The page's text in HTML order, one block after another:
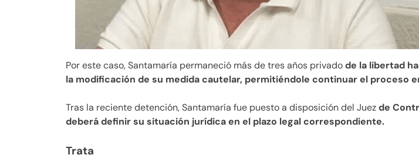
Por este caso, Santamaría permaneció más de tres años privadode la libertad
la modificación de su medida cautelar, permitiéndole continuar el proceso
Tras la reciente detención, Santamaría fue puesto a disposición del Juezde
deberá definir su situación jurídica en el plazo legal correspondiente.
Trata